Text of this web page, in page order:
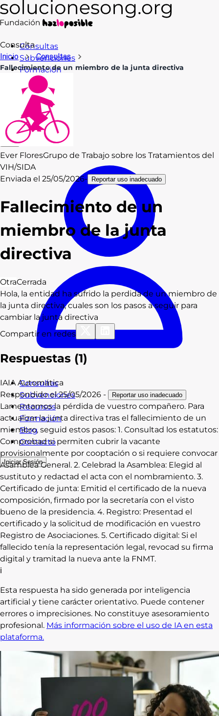
Consultas
Subvenciones
Formación
Recursos
Blog
Contacto
Acceso
Consultas
Subvenciones
Recursos
Formación
Blog
Contacto
Iniciar Sesión
Consulta
Inicio
Consultas
Fallecimiento de un miembro de la junta directiva
Ever FloresGrupo de Trabajo sobre los Tratamientos del
VIH/SIDA
Enviada el 25/05/2026- Reportar uso inadecuado
Fallecimiento de un
miembro de la junta
directiva
OtraCerrada
Hola, la entidad ha sufrido la perdida de un miembro de
la junta directiva, cuales son los pasos a seguir para
cambiar la junta directiva
Compartir en redes
Respuestas (1)
IAIA Automática
Respondido el25/05/2026 - Reportar uso inadecuado
Lamentamos la pérdida de vuestro compañero. Para
actualizar la junta directiva tras el fallecimiento de un
miembro, seguid estos pasos: 1. Consultad los estatutos:
Comprobad si permiten cubrir la vacante
provisionalmente por cooptación o si requiere convocar
Asamblea General. 2. Celebrad la Asamblea: Elegid al
sustituto y redactad el acta con el nombramiento. 3.
Certificado de junta: Emitid el certificado de la nueva
composición, firmado por la secretaría con el visto
bueno de la presidencia. 4. Registro: Presentad el
certificado y la solicitud de modificación en vuestro
Registro de Asociaciones. 5. Certificado digital: Si el
fallecido tenía la representación legal, revocad su firma
digital y tramitad la nueva ante la FNMT.
ℹ
Esta respuesta ha sido generada por inteligencia
artificial y tiene carácter orientativo. Puede contener
errores o imprecisiones. No constituye asesoramiento
profesional. Más información sobre el uso de IA en esta
plataforma.